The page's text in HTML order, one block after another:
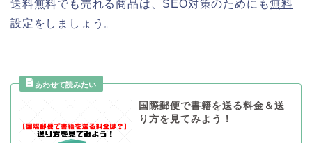
送料無料でも売れる商品は、SEO対策のためにも無料
設定 をしましょう。
国際郵便で書籍を送る料金＆送
り方を見てみよう！